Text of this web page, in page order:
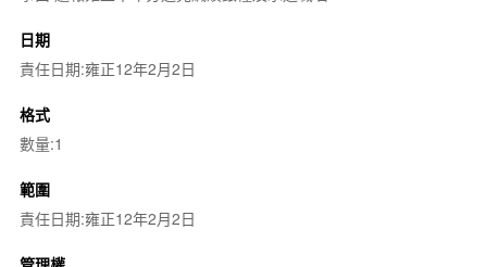
日期
責任日期:雍正12年2月2日
格式
數量:1
範圍
責任日期:雍正12年2月2日